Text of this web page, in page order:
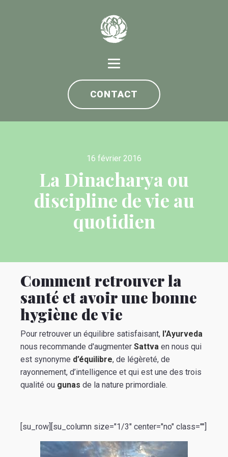
CONTACT
16 février 2016
La Dinacharya ou
discipline de vie au
quotidien
Comment retrouver la
santé et avoir une bonne
hygiène de vie
Pour retrouver un équilibre satisfaisant, l'Ayurveda
nous recommande d'augmenter Sattva en nous qui
est synonyme d’équilibre, de légèreté, de
rayonnement, d’intelligence et qui est une des trois
qualité ou gunas de la nature primordiale.
[su_row][su_column size="1/3" center="no" class=""]